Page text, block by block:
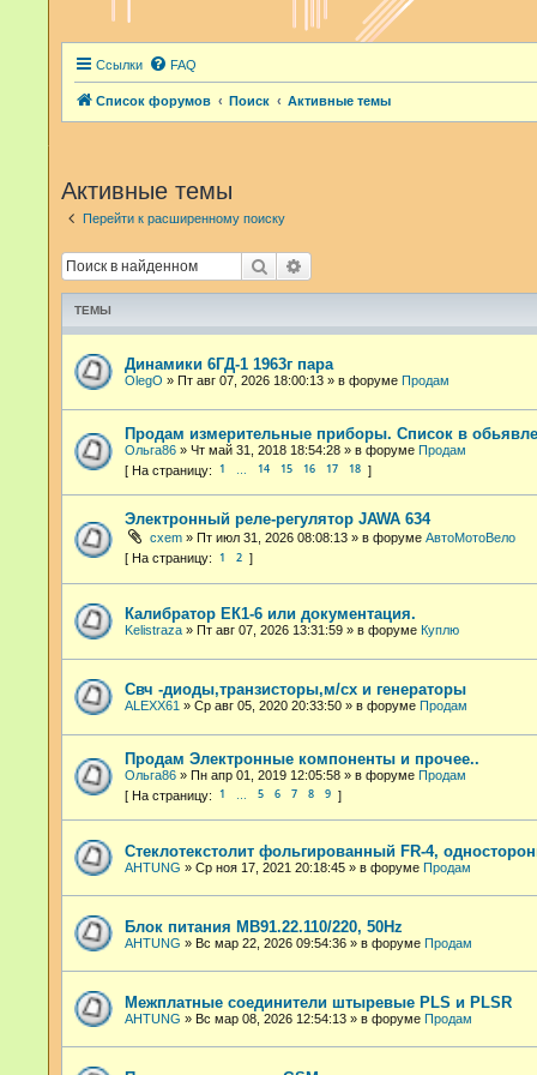
Ссылки FAQ
Список форумов Поиск Активные темы
Активные темы
Перейти к расширенному поиску
Поиск
ТЕМЫ
Динамики 6ГД-1 1963г пара
OlegO » Пт авг 07, 2026 18:00:13 » в форуме Продам
Продам измерительные приборы. Список в
Ольга86 » Чт май 31, 2018 18:54:28 » в форуме Продам
1 14 15 16 17 18
Электронный реле-регулятор JAWA 634
cxem » Пт июл 31, 2026 08:08:13 » в форуме АвтоМотоВело
1 2
Калибратор ЕК1-6 или документация.
Kelistraza » Пт авг 07, 2026 13:31:59 » в форуме Куплю
Свч -диоды,транзисторы,м/сх и генераторы
ALEXX61 » Ср авг 05, 2020 20:33:50 » в форуме Продам
Продам Электронные компоненты и прочее..
Ольга86 » Пн апр 01, 2019 12:05:58 » в форуме Продам
1 5 6 7 8 9
Стеклотекстолит фольгированный FR-4,
AHTUNG » Ср ноя 17, 2021 20:18:45 » в форуме Продам
Блок питания МВ91.22.110/220, 50Hz
AHTUNG » Вс мар 22, 2026 09:54:36 » в форуме Продам
Межплатные соединители штыревые PLS и PLSR
AHTUNG » Вс мар 08, 2026 12:54:13 » в форуме Продам